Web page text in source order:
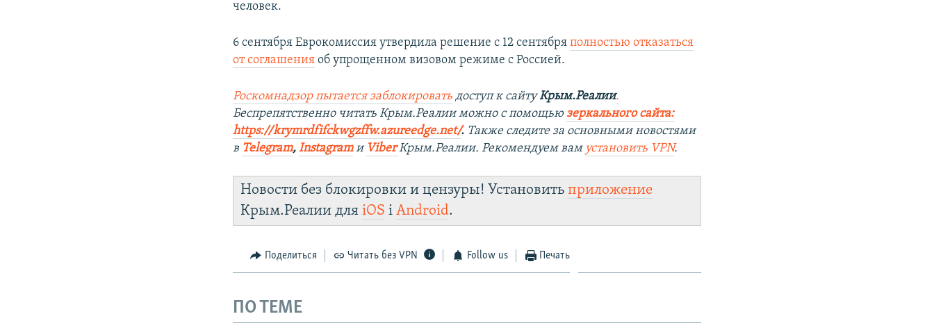
человек.
6 сентября Еврокомиссия утвердила решение с 12 сентябряполностью отказаться
от соглашения об упрощенном визовом режиме с Россией.
Роскомнадзор пытается заблокировать доступ к сайтуКрым.Реалии.
Беспрепятственно читать Крым.Реалии можно с помощьюзеркального сайта:
https://krymrdfifckwgzffw.azureedge.net/. ​ Также следите за основными новостями
в Telegram, Instagram и ViberКрым.Реалии. Рекомендуем вам установить VPN.
Новости без блокировки и цензуры! Установитьприложение
Крым.Реалии дляiOS іAndroid.
Поделиться Читать без VPN Follow us Печать
ПО ТЕМЕ